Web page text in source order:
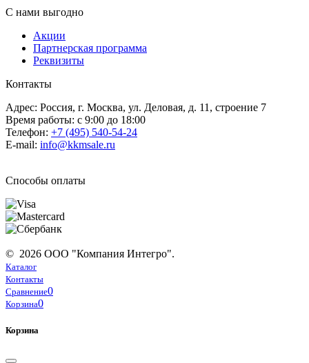
С нами выгодно
Акции
Партнерская программа
Реквизиты
Контакты
Адрес: Россия, г. Москва, ул. Деловая, д. 11, строение 7
Время работы: с 9:00 до 18:00
Телефон: +7 (495) 540-54-24
E-mail: info@kkmsale.ru
Способы оплаты
© 2026 ООО "Компания Интегро".
Каталог
Контакты
Сравнение0
Корзина0
Корзина